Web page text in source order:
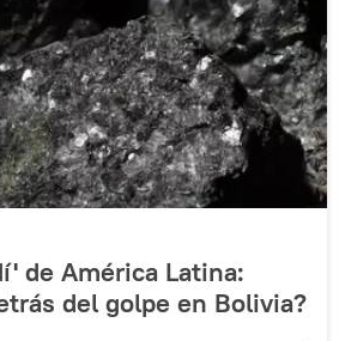
de América Latina:
del golpe en Bolivia?